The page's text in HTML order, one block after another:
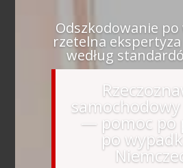
Odszkodowanie
rzetelna
według
— pomoc po
po